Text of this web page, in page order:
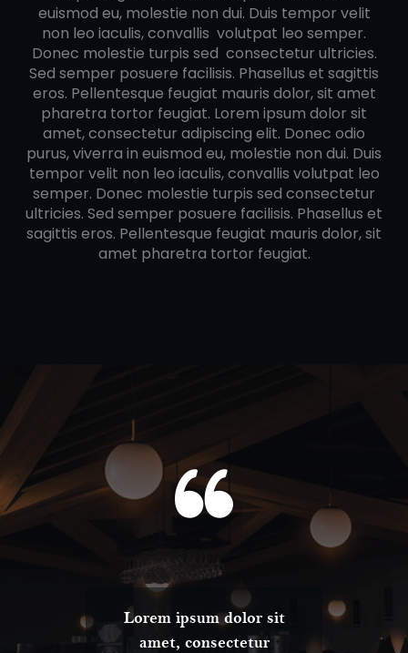
euismod eu, molestie non dui. Duis tempor velit
non leo iaculis, convallis volutpat leo semper.
Donec molestie turpis sed consectetur ultricies.
Sed semper posuere facilisis. Phasellus et sagittis
eros. Pellentesque feugiat mauris dolor, sit amet
pharetra tortor feugiat. Lorem ipsum dolor sit
amet, consectetur adipiscing elit. Donec odio
purus, viverra in euismod eu, molestie non dui. Duis
tempor velit non leo iaculis, convallis volutpat leo
semper. Donec molestie turpis sed consectetur
ultricies. Sed semper posuere facilisis. Phasellus et
sagittis eros. Pellentesque feugiat mauris dolor, sit
amet pharetra tortor feugiat.
Lorem ipsum dolor sit
amet, consectetur